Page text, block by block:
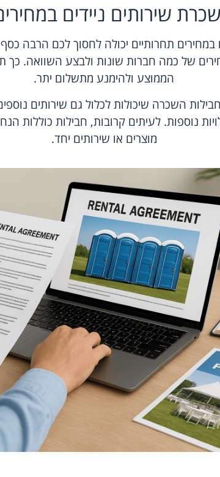
שירותים ניידים
במחירים תחרותיים יכולה לחסוך לכם הרבה
של כמה חברות שונות ולבצע השוואה. כך
הממוצע ולהימנע מתשלום יתר.
השכרה שיכולות לכלול גם שירותים
נוספות. לעיתים קרובות, חבילות כוללות
מוצרים או שירותים יחד.